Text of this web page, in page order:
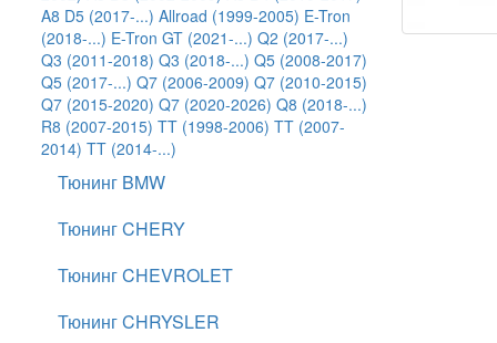
A8 D5 (2017-...) Allroad (1999-2005) E-Tron
(2018-...) E-Tron GT (2021-...) Q2 (2017-...)
Q3 (2011-2018) Q3 (2018-...) Q5 (2008-2017)
Q5 (2017-...) Q7 (2006-2009) Q7 (2010-2015)
Q7 (2015-2020) Q7 (2020-2026) Q8 (2018-...)
R8 (2007-2015) TT (1998-2006) TT (2007-
2014) TT (2014-...)
Тюнинг BMW
Тюнинг CHERY
Тюнинг CHEVROLET
Тюнинг CHRYSLER